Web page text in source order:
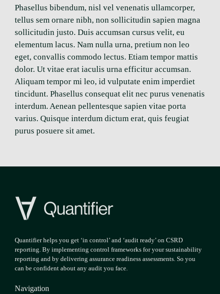
Phasellus bibendum, nisl vel venenatis ullamcorper,
tellus sem ornare nibh, non sollicitudin sapien magna
sollicitudin justo. Duis accumsan cursus velit, eu
elementum lacus. Nam nulla urna, pretium non leo
eget, convallis commodo lectus. Etiam tempor mattis
dolor. Ut vitae erat iaculis urna efficitur accumsan.
Aliquam tempor mi leo, id vulputate enim imperdiet
tincidunt. Phasellus consequat elit nec purus venenatis
interdum. Aenean pellentesque sapien vitae porta
varius. Quisque interdum dictum erat, quis feugiat
purus posuere sit amet.
Quantifier helps you get ‘in control’ and ‘audit ready’ on CSRD
reporting. By implementing control frameworks for your sustainability
reporting and by delivering assurance readiness assessments. So you
can be confident about any audit you face.
Navigation